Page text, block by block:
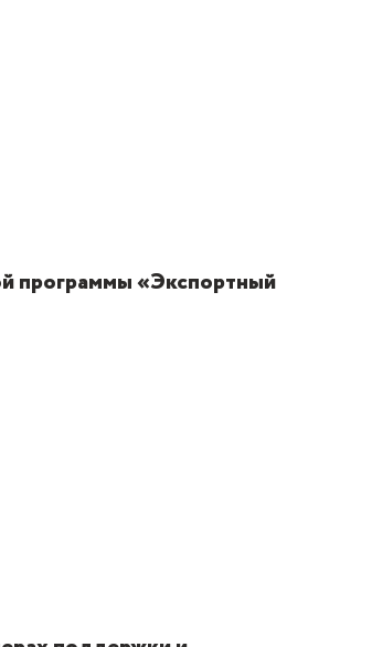
программы «Экспортный